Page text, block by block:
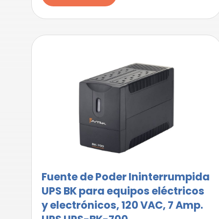
Fuente de Poder Ininterrumpida
UPS BK para equipos eléctricos
y electrónicos, 120 VAC, 7 Amp.